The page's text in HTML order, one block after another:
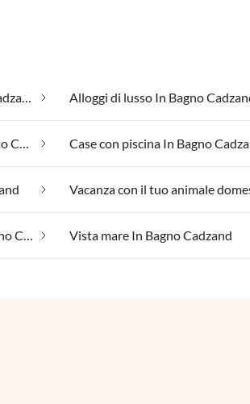
Adatto per allergici In Bagno Cadzand Alloggi di lusso In Bagno
Benessere nel weekend In Bagno Cadzand Case con piscina In Bagno
Villaggi vacanza e resort In Bagno Cadzand Vista mare In Bagno Cadzand